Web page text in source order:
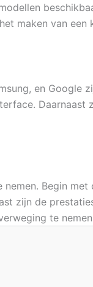
maken van een
en Google
Daarnaast
Begin met
zijn de
te